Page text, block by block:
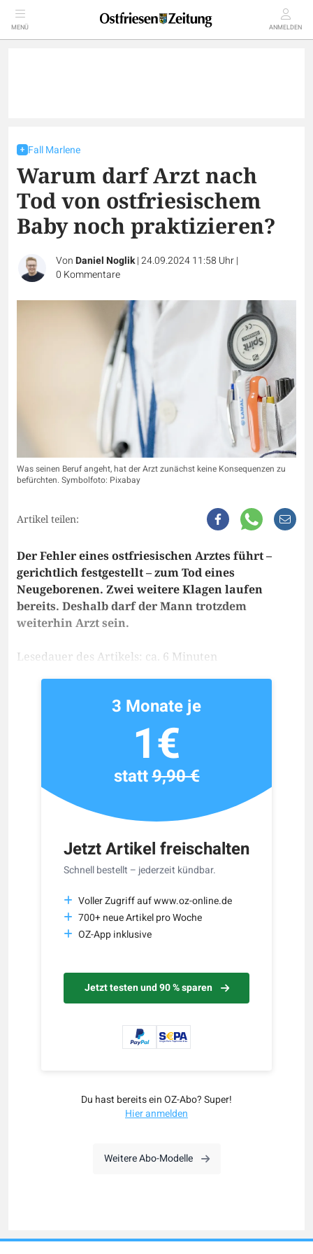
MENÜ ANMELDEN
Fall Marlene
Warum darf Arzt nach
Tod von ostfriesischem
Baby noch praktizieren?
VonDaniel Noglik|24.09.2024 11:58 Uhr|
0 Kommentare
Was seinen Beruf angeht, hat der Arzt zunächst keine Konsequenzen zu
befürchten. Symbolfoto: Pixabay
Artikel teilen:
Der Fehler eines ostfriesischen Arztes führt –
gerichtlich festgestellt – zum Tod eines
Neugeborenen. Zwei weitere Klagen laufen
bereits. Deshalb darf der Mann trotzdem
weiterhin Arzt sein.
Lesedauer des Artikels: ca. 6 Minuten
Jetzt Artikel freischalten
Schnell bestellt – jederzeit kündbar.
Voller Zugriff auf www.oz-online.de
700+ neue Artikel pro Woche
OZ-App inklusive
Jetzt testen und 90 % sparen
3 Monate je
1€
statt9,90 €
Du hast bereits ein OZ-Abo? Super!
Hier anmelden
Weitere Abo-Modelle